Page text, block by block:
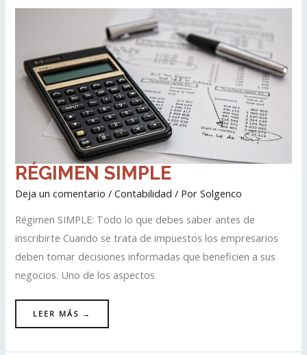
RÉGIMEN SIMPLE
Deja un comentario /Contabilidad / PorSolgenco
Régimen SIMPLE: Todo lo que debes saber antes de
inscribirte Cuando se trata de impuestos los empresarios
deben tomar decisiones informadas que beneficien a sus
negocios. Uno de los aspectos
RÉGIMEN
SIMPLE
LEER MÁS →